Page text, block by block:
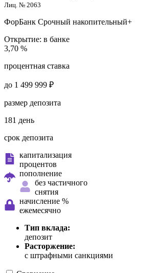
Лиц. № 2063
ФорБанк Срочный накопительный+
Открытие: в банке
3,70 %
процентная ставка
до 1 499 999 ₽
размер депозита
181 день
срок депозита
капитализация
процентов
пополнение
без частичного
снятия
начисление %
ежемесячно
Тип вклада:
депозит
Расторжение:
с штрафными санкциями